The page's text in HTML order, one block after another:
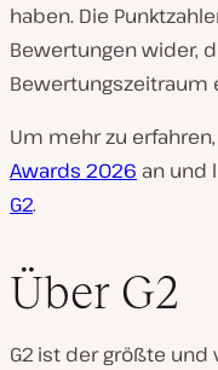
haben. Die
Bewertungen wider,
Bewertungszeitraum
Um mehr zu
Awards 2026 an und
G2.
Über G2
G2 ist der größte